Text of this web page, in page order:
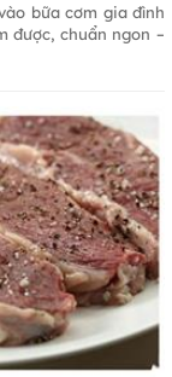
bữa cơm gia đình
được, chuẩn ngon –